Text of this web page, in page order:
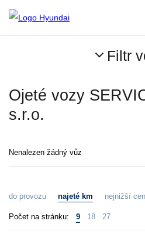
Filtr
Ojeté vozy
s.r.o.
Nenalezen žádný vůz
do provozu najeté km nejnižší
Počet na stránku: 9 18 27